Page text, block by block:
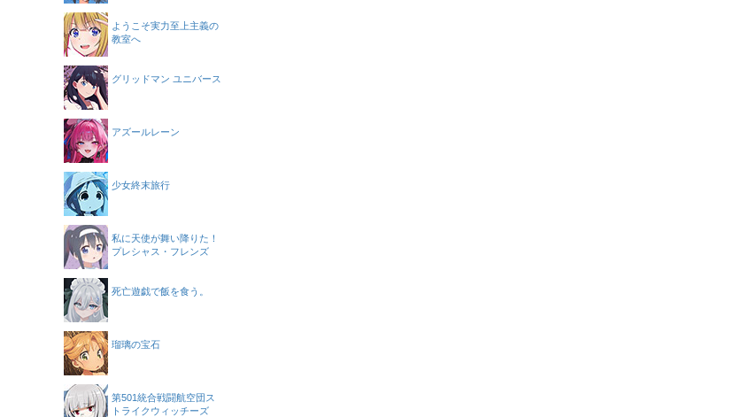
ようこそ実力至上主義の
教室へ
グリッドマン ユニバース
アズールレーン
少女終末旅行
私に天使が舞い降りた！
プレシャス・フレンズ
死亡遊戯で飯を食う。
瑠璃の宝石
第501統合戦闘航空団ス
トライクウィッチーズ